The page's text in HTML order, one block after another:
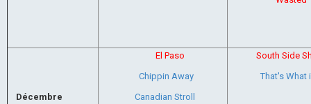
Décembre
El Paso
Chippin Away
Canadian Stroll
South Side
That's What